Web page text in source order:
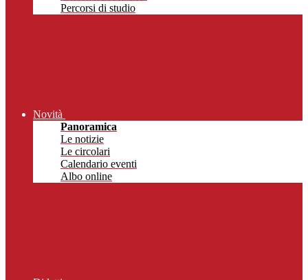
Percorsi di studio
Novità
Panoramica
Le notizie
Le circolari
Calendario eventi
Albo online